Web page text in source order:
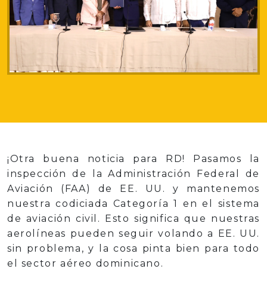
¡Otra buena noticia para RD! Pasamos la
inspección de la Administración Federal de
Aviación (FAA) de EE. UU. y mantenemos
nuestra codiciada Categoría 1 en el sistema
de aviación civil. Esto significa que nuestras
aerolíneas pueden seguir volando a EE. UU.
sin problema, y la cosa pinta bien para todo
el sector aéreo dominicano.